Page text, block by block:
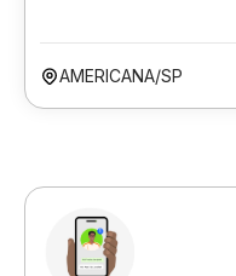
AMERICANA/SP